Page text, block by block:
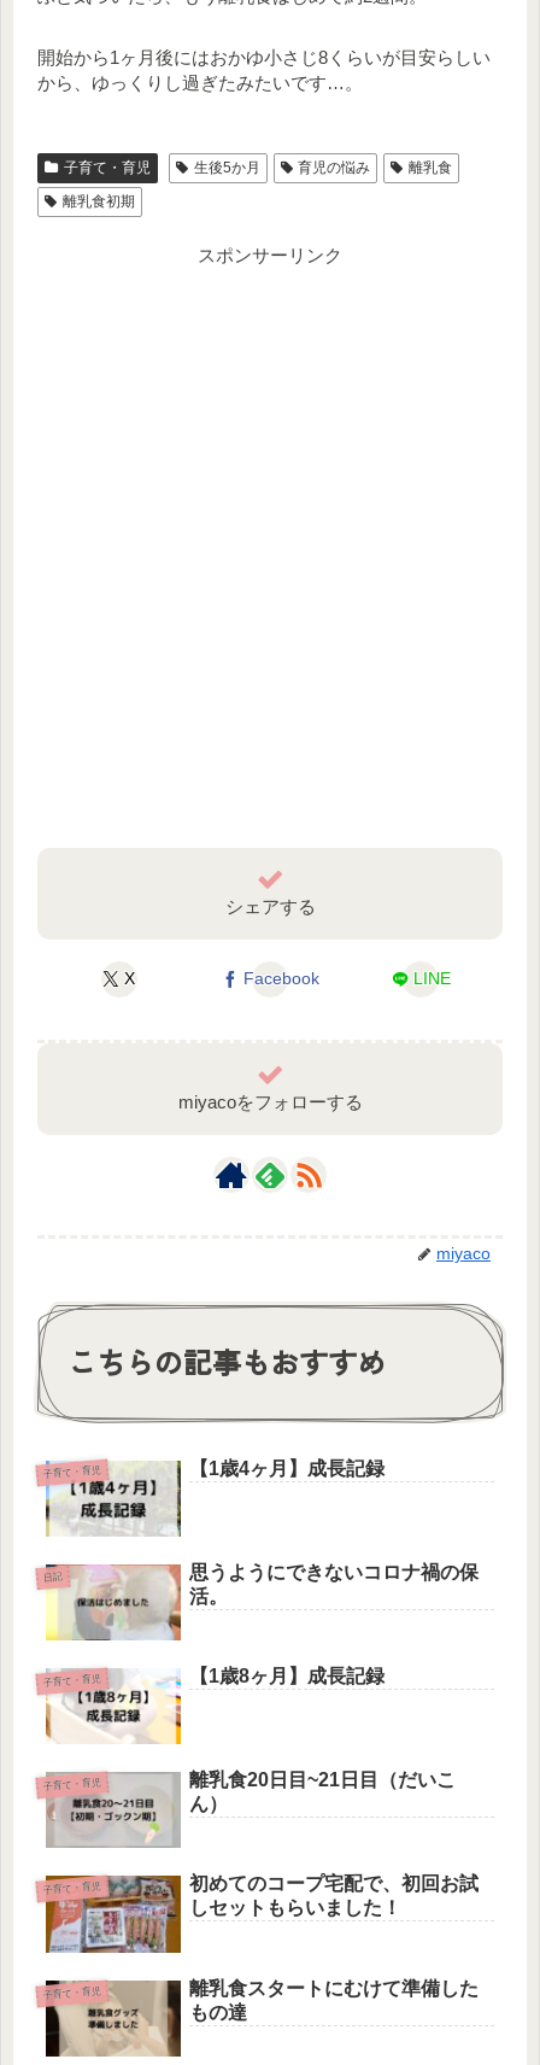
開始から1ヶ月後にはおかゆ小さじ8くらいが目安らしい
から、ゆっくりし過ぎたみたいです…。
子育て・育児 生後5か月 育児の悩み
離乳食
離乳食初期
スポンサーリンク
シェアする
X Facebook LINE
miyacoをフォローする
miyaco
こちらの記事もおすすめ
子育て・育児 【1歳4ヶ月】成長記録
日記
思うようにできないコロナ禍の保
活。
子育て・育児 【1歳8ヶ月】成長記録
子育て・育児
離乳食20日目~21日目（だいこ
ん）
子育て・育児
初めてのコープ宅配で、初回お試
しセットもらいました！
子育て・育児
離乳食スタートにむけて準備した
もの達